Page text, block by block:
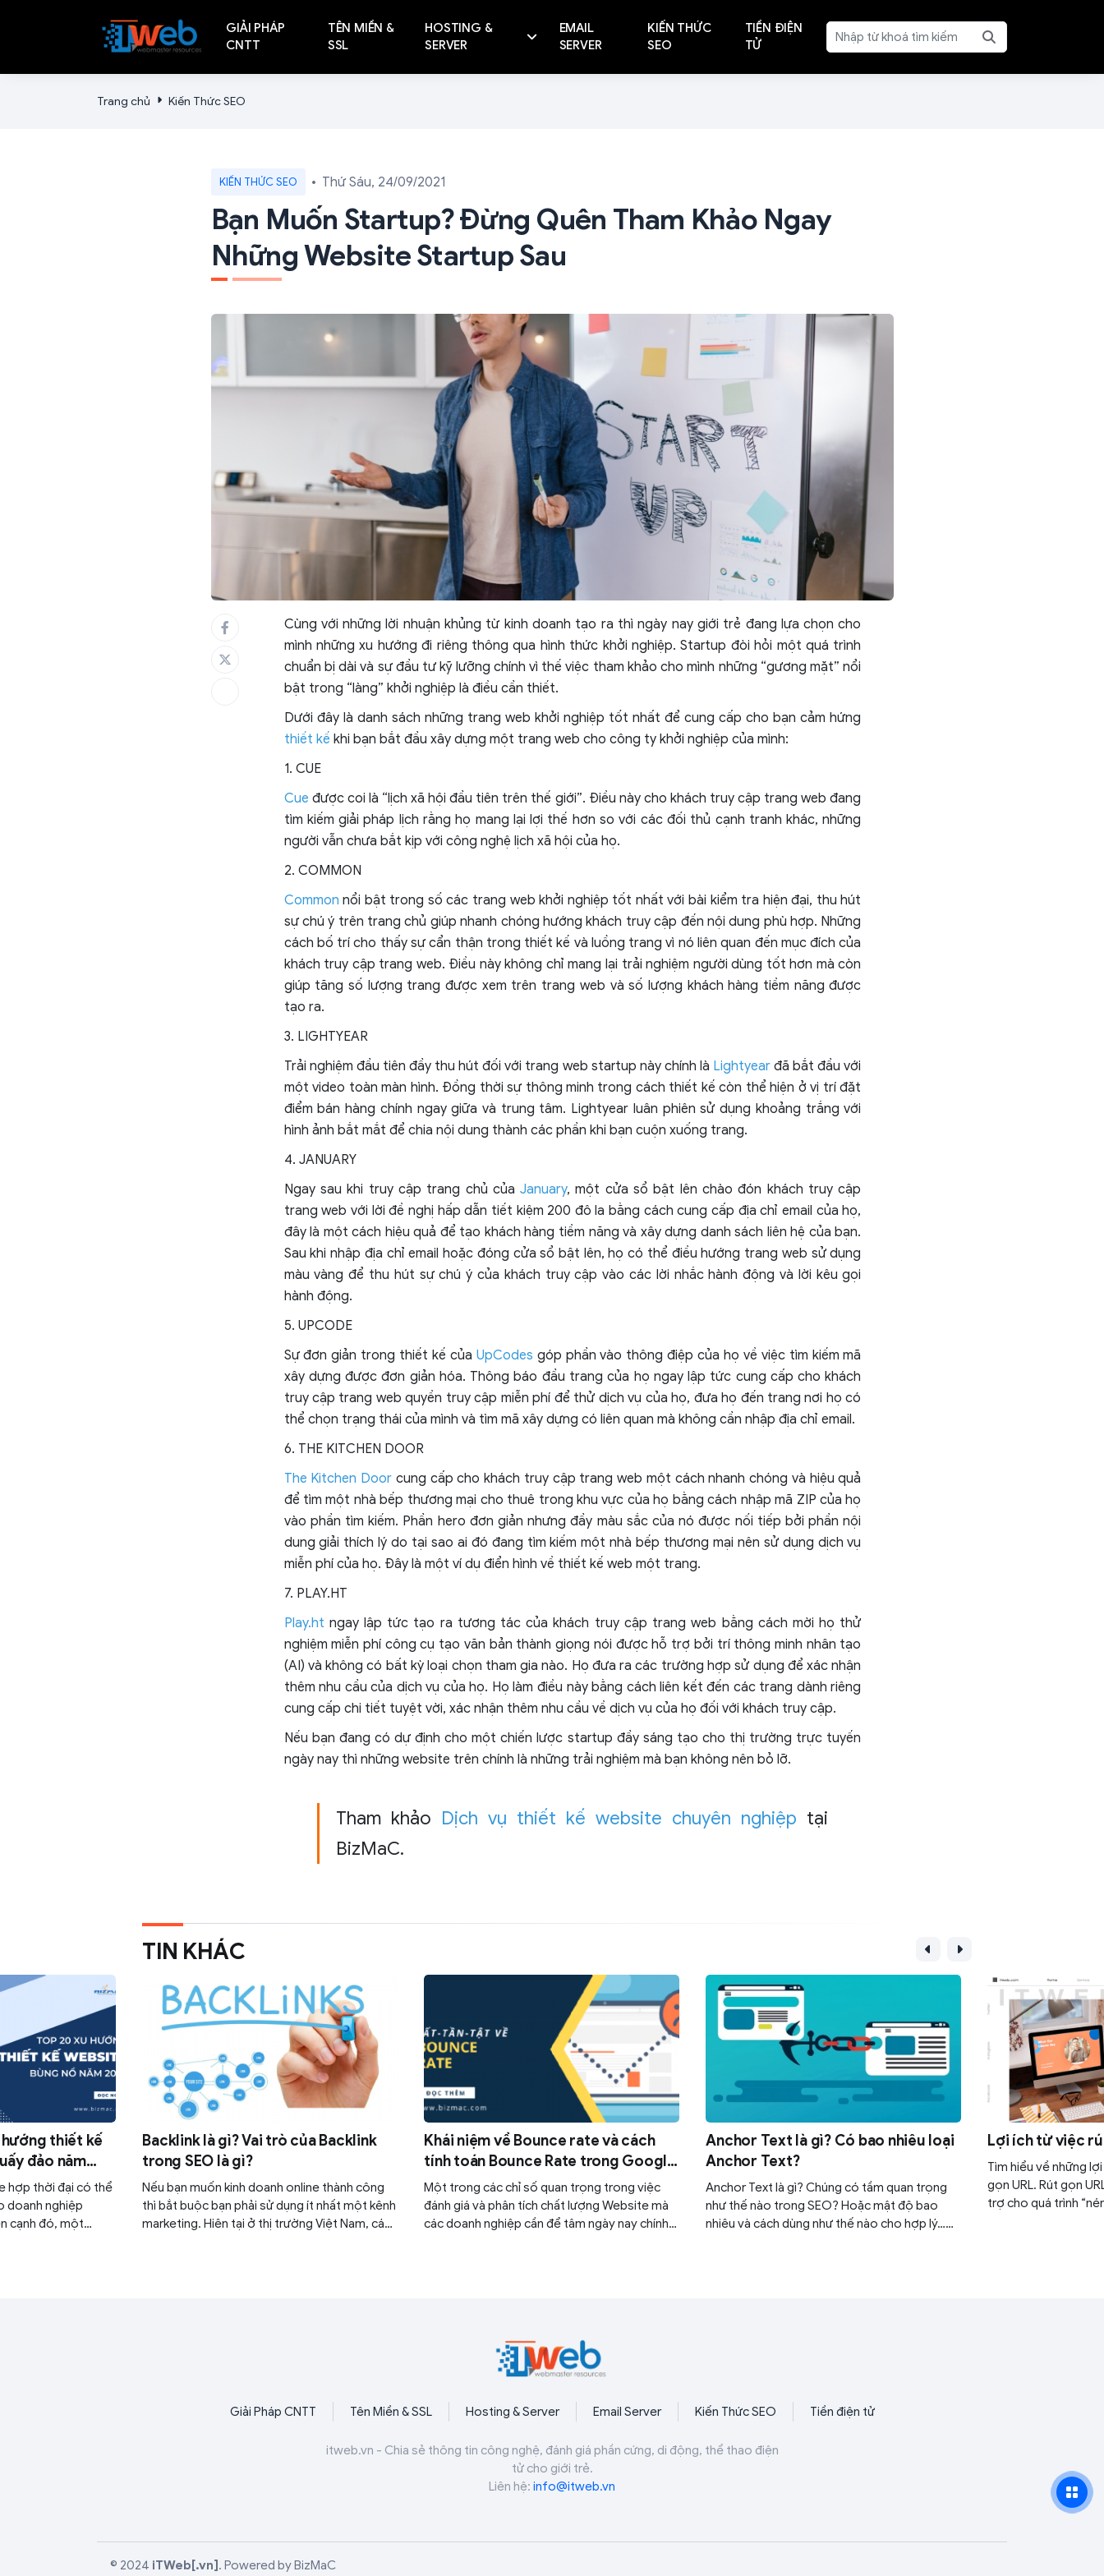
GIẢI PHÁP
CNTT
TÊN MIỀN &
SSL
HOSTING &
SERVER
EMAIL
SERVER
KIẾN THỨC
SEO
TIỀN ĐIỆN
TỬ
Trang chủ Kiến Thức SEO
KIẾN THỨC SEO Thứ Sáu, 24/09/2021
Bạn Muốn Startup? Đừng Quên Tham Khảo Ngay
Những Website Startup Sau
Cùng với những lời nhuận khủng từ kinh doanh tạo ra thì ngày nay giới trẻ đang lựa chọn cho
mình những xu hướng đi riêng thông qua hình thức khởi nghiệp. Startup đòi hỏi một quá trình
chuẩn bị dài và sự đầu tư kỹ lưỡng chính vì thế việc tham khảo cho mình những “gương mặt” nổi
bật trong “làng” khởi nghiệp là điều cần thiết.
Dưới đây là danh sách những trang web khởi nghiệp tốt nhất để cung cấp cho bạn cảm hứng
thiết kế khi bạn bắt đầu xây dựng một trang web cho công ty khởi nghiệp của mình:
1. CUE
Cue được coi là “lịch xã hội đầu tiên trên thế giới”. Điều này cho khách truy cập trang web đang
tìm kiếm giải pháp lịch rằng họ mang lại lợi thế hơn so với các đối thủ cạnh tranh khác, những
người vẫn chưa bắt kịp với công nghệ lịch xã hội của họ.
2. COMMON
Common nổi bật trong số các trang web khởi nghiệp tốt nhất với bài kiểm tra hiện đại, thu hút
sự chú ý trên trang chủ giúp nhanh chóng hướng khách truy cập đến nội dung phù hợp. Những
cách bố trí cho thấy sự cẩn thận trong thiết kế và luồng trang vì nó liên quan đến mục đích của
khách truy cập trang web. Điều này không chỉ mang lại trải nghiệm người dùng tốt hơn mà còn
giúp tăng số lượng trang được xem trên trang web và số lượng khách hàng tiềm năng được
tạo ra.
3. LIGHTYEAR
Trải nghiệm đầu tiên đầy thu hút đối với trang web startup này chính là Lightyear đã bắt đầu với
một video toàn màn hình. Đồng thời sự thông minh trong cách thiết kế còn thể hiện ở vị trí đặt
điểm bán hàng chính ngay giữa và trung tâm. Lightyear luân phiên sử dụng khoảng trắng với
hình ảnh bắt mắt để chia nội dung thành các phần khi bạn cuộn xuống trang.
4. JANUARY
Ngay sau khi truy cập trang chủ củaJanuary, một cửa sổ bật lên chào đón khách truy cập
trang web với lời đề nghị hấp dẫn tiết kiệm 200 đô la bằng cách cung cấp địa chỉ email của họ,
đây là một cách hiệu quả để tạo khách hàng tiềm năng và xây dựng danh sách liên hệ của bạn.
Sau khi nhập địa chỉ email hoặc đóng cửa sổ bật lên, họ có thể điều hướng trang web sử dụng
màu vàng để thu hút sự chú ý của khách truy cập vào các lời nhắc hành động và lời kêu gọi
hành động.
5. UPCODE
Sự đơn giản trong thiết kế của UpCodes góp phần vào thông điệp của họ về việc tìm kiếm mã
xây dựng được đơn giản hóa. Thông báo đầu trang của họ ngay lập tức cung cấp cho khách
truy cập trang web quyền truy cập miễn phí để thử dịch vụ của họ, đưa họ đến trang nơi họ có
thể chọn trạng thái của mình và tìm mã xây dựng có liên quan mà không cần nhập địa chỉ email.
6. THE KITCHEN DOOR
The Kitchen Door cung cấp cho khách truy cập trang web một cách nhanh chóng và hiệu quả
để tìm một nhà bếp thương mại cho thuê trong khu vực của họ bằng cách nhập mã ZIP của họ
vào phần tìm kiếm. Phần hero đơn giản nhưng đầy màu sắc của nó được nối tiếp bởi phần nội
dung giải thích lý do tại sao ai đó đang tìm kiếm một nhà bếp thương mại nên sử dụng dịch vụ
miễn phí của họ. Đây là một ví dụ điển hình về thiết kế web một trang.
7. PLAY.HT
Play.ht ngay lập tức tạo ra tương tác của khách truy cập trang web bằng cách mời họ thử
nghiệm miễn phí công cụ tạo văn bản thành giọng nói được hỗ trợ bởi trí thông minh nhân tạo
(AI) và không có bất kỳ loại chọn tham gia nào. Họ đưa ra các trường hợp sử dụng để xác nhận
thêm nhu cầu của dịch vụ của họ. Họ làm điều này bằng cách liên kết đến các trang dành riêng
cung cấp chi tiết tuyệt vời, xác nhận thêm nhu cầu về dịch vụ của họ đối với khách truy cập.
Nếu bạn đang có dự định cho một chiến lược startup đầy sáng tạo cho thị trường trực tuyến
ngày nay thì những website trên chính là những trải nghiệm mà bạn không nên bỏ lỡ.
Tham khảo Dịch vụ thiết kế website chuyên nghiệp tại
BizMaC.
TIN KHÁC
hướng thiết kế
đảo năm
hợp thời đại có thể
doanh nghiệp
cạnh đó, một
Backlink là gì? Vai trò của Backlink
trong SEO là gì?
Nếu bạn muốn kinh doanh online thành công
thì bắt buộc bạn phải sử dụng ít nhất một kênh
marketing. Hiên tại ở thị trường Việt Nam, các
Trong đó nổi trội nhất là khái niệm content và
Backlink là gì? Trong bài viết hôm nay, chúng ta
Khái niệm về Bounce rate và cách
tính toán Bounce Rate trong Google
Analytics
Một trong các chỉ số quan trọng trong việc
đánh giá và phân tích chất lượng Website mà
các doanh nghiệp cần để tâm ngày nay chính
Anchor Text là gì? Có bao nhiêu loại
Anchor Text?
Anchor Text là gì? Chúng có tầm quan trọng
như thế nào trong SEO? Hoặc mật độ bao
nhiêu và cách dùng như thế nào cho hợp lý…
Lợi ích từ việc
Tìm hiểu về những
gọn URL. Rút gọn
trợ cho quá trình
Giải Pháp CNTT Tên Miền & SSL Hosting & Server Email Server Kiến Thức SEO Tiền điện tử
itweb.vn - Chia sẻ thông tin công nghệ, đánh giá phần cứng, di động, thể thao điện
tử cho giới trẻ.
Liên hệ: info@itweb.vn
© 2024 iTWeb[.vn] . Powered byBizMaC